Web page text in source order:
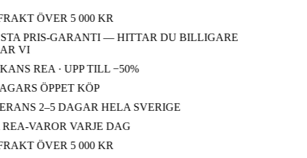
ÖVER 5 000 KR
PRIS-GARANTI — HITTAR DU BILLIGARE
VI
REA · UPP TILL −50%
ÖPPET KÖP
2–5 DAGAR HELA SVERIGE
VAROR VARJE DAG
ÖVER 5 000 KR